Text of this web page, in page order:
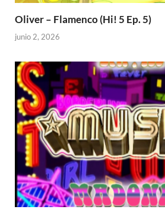
Oliver – Flamenco (Hi! 5 Ep. 5)
junio 2, 2026